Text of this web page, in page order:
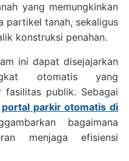
yang memungkinkan
partikel tanah, sekaligus
konstruksi penahan.
ini dapat disejajarkan
otomatis yang
fasilitas publik. Sebagai
portal parkir otomatis di
bagaimana
menjaga efisiensi